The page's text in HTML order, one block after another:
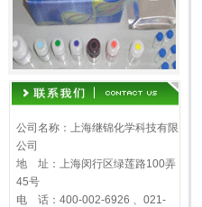
公司名称：上海继锦化学科技有限
公司
地 址：上海闵行区绿莲路100弄
45号
电 话：400-002-6926 、021-